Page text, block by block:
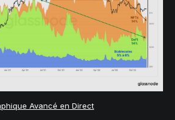
Avancé en Direct